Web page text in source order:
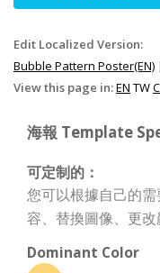
Edit Localized Version:
Bubble Pattern Poster(EN)
View this page in:EN TW
海報 Template
可定制的：
您可以根據自己的
容、替換圖像、更改
Dominant Color